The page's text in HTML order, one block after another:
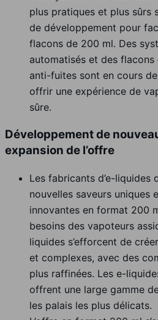
plus pratiques et plus sûrs
de développement pour
flacons de 200 ml. Des
automatisés et des
anti-fuites sont en cours
offrir une expérience de
sûre.
Développement de
expansion de l’offre
Les fabricants d’e-liquides
nouvelles saveurs uniques
innovantes en format 200
besoins des vapoteurs
liquides s’efforcent de
et complexes, avec des
plus raffinées. Les e-
offrent une large gamme
les palais les plus délicats.